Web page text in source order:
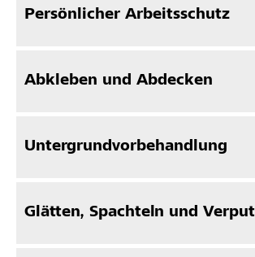
Persönlicher Arbeitsschutz
Abkleben und Abdecken
Untergrundvorbehandlung
Glätten, Spachteln und